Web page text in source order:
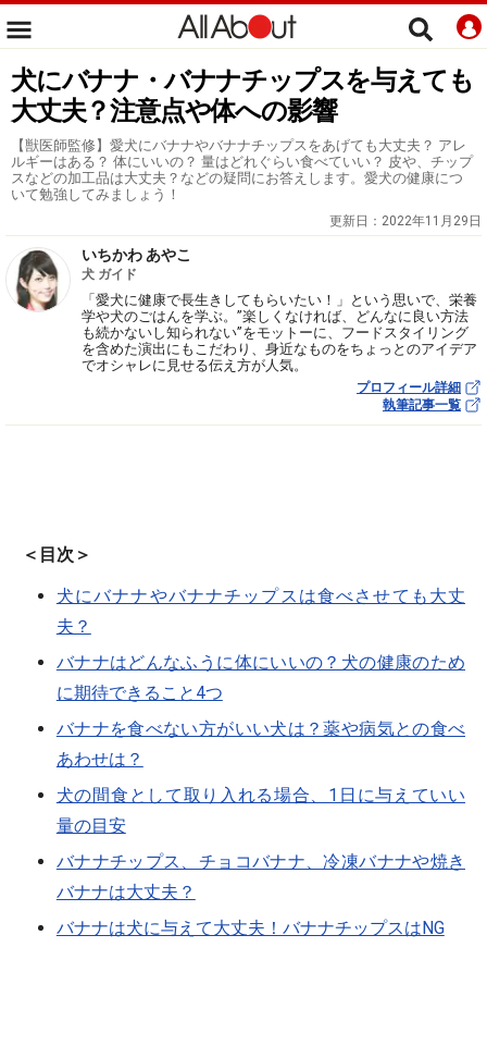
犬にバナナ・バナナチップスを与えても
大丈夫？注意点や体への影響
【獣医師監修】愛犬にバナナやバナナチップスをあげても大丈夫？ アレ
ルギーはある？ 体にいいの？ 量はどれぐらい食べていい？ 皮や、チップ
スなどの加工品は大丈夫？などの疑問にお答えします。愛犬の健康につ
いて勉強してみましょう！
更新日： 2022年11月29日
いちかわ あやこ
犬 ガイド
「愛犬に健康で長生きしてもらいたい！」という思いで、栄養
学や犬のごはんを学ぶ。”楽しくなければ、どんなに良い方法
も続かないし知られない”をモットーに、フードスタイリング
を含めた演出にもこだわり、身近なものをちょっとのアイデア
でオシャレに見せる伝え方が人気。
プロフィール詳細
執筆記事一覧
＜目次＞
犬にバナナやバナナチップスは食べさせても大丈
夫？
バナナはどんなふうに体にいいの？犬の健康のため
に期待できること4つ
バナナを食べない方がいい犬は？薬や病気との食べ
あわせは？
犬の間食として取り入れる場合、1日に与えていい
量の目安
バナナチップス、チョコバナナ、冷凍バナナや焼き
バナナは大丈夫？
バナナは犬に与えて大丈夫！バナナチップスはNG